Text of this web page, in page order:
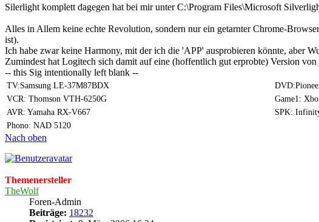
Silerlight komplett dagegen hat bei mir unter C:\Program Files\Microsoft
Alles in Allem keine echte Revolution, sondern nur ein getarnter Chrome-
ist).
Ich habe zwar keine Harmony, mit der ich die 'APP' ausprobieren könnte, aber
Zumindest hat Logitech sich damit auf eine (hoffentlich gut erprobte) Version
-- this Sig intentionally left blank --
TV:Samsung LE-37M87BDX
VCR: Thomson VTH-6250G
Game1:
AVR: Yamaha RX-V667
SPK:
Phono: NAD 5120
Nach oben
Themenersteller
TheWolf
Foren-Admin
Beiträge: 18232